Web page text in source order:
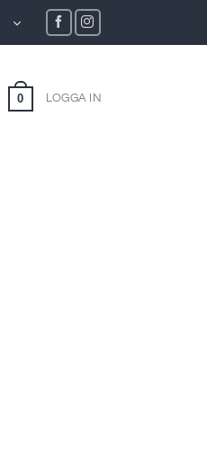
0 LOGGA IN